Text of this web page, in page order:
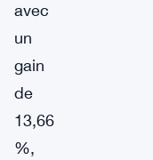
avec
un
gain
de
13,66
%,